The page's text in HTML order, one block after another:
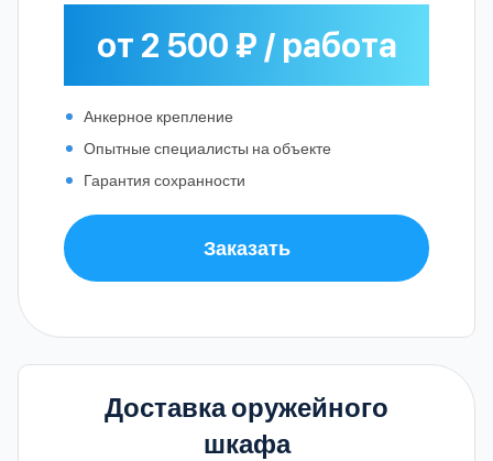
от 2 500 ₽ / работа
Анкерное крепление
Опытные специалисты на объекте
Гарантия сохранности
Заказать
Доставка оружейного
шкафа